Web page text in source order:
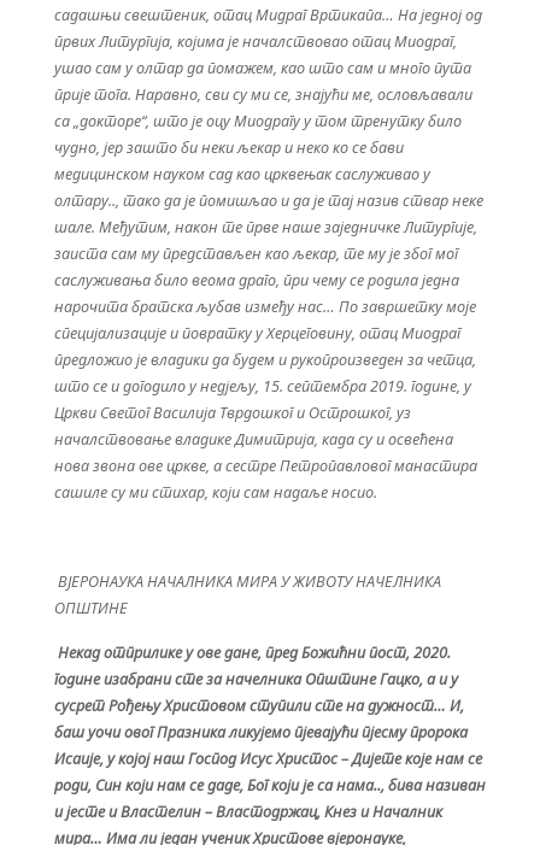
садашњи свештеник, отац Мидраг Вртикапа… На једној од
првих Литургија, којима је началствовао отац Миодраг,
ушао сам у олтар да помажем, као што сам и много пута
прије тога. Наравно, сви су ми се, знајући ме, ословљавали
са „докторе“, што је оцу Миодрагу у том тренутку било
чудно, јер зашто би неки љекар и неко ко се бави
медицинском науком сад као црквењак саслуживао у
олтару.., тако да је помишљао и да је тај назив ствар неке
шале. Међутим, након те прве наше заједничке Литургије,
заиста сам му представљен као љекар, те му је због мог
саслуживања било веома драго, при чему се родила једна
нарочита братска љубав између нас… По завршетку моје
специјализације и повратку у Херцеговину, отац Миодраг
предложио је владики да будем и рукопроизведен за четца,
што се и догодило у недјељу, 15. септембра 2019. године, у
Цркви Светог Василија Тврдошког и Острошког, уз
началствовање владике Димитрија, када су и освећена
нова звона ове цркве, а сестре Петропавловог манастира
сашиле су ми стихар, који сам надаље носио.
ВЈЕРОНАУКА НАЧАЛНИКА МИРА У ЖИВОТУ НАЧЕЛНИКА
ОПШТИНЕ
Некад отприлике у ове дане, пред Божићни пост, 2020.
године изабрани сте за начелника Општине Гацко, аи у
сусрет Рођењу Христовом ступили сте на дужност… И,
баш уочи овог Празника ликујемо пјевајући пјесму пророка
Исаије, у којој наш Господ Исус Христос – Дијете које нам се
роди, Син који нам се даде, Бог који је са нама.., бива називан
и јесте и Властелин – Властодржац, Кнез и Началник
мира… Има ли један ученик Христове вјеронауке,